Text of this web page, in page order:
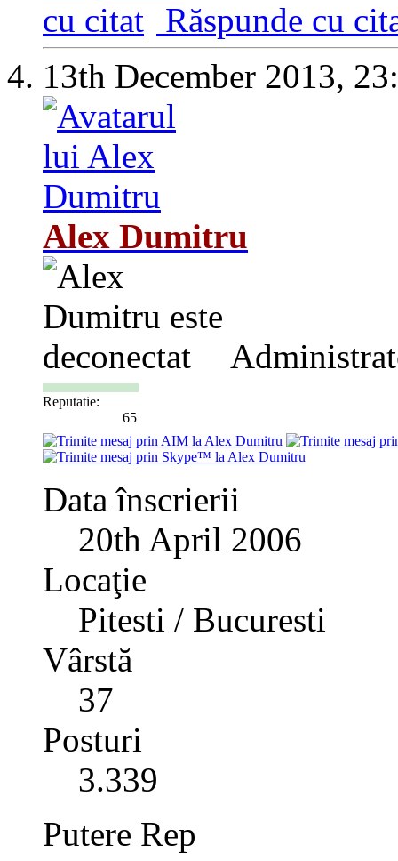
Răspunde cu
13th December 2013,
Alex Dumitru
Reputatie:
65
Data înscrierii
20th April 2006
Locaţie
Pitesti / Bucuresti
Vârstă
37
Posturi
3.339
Putere Rep